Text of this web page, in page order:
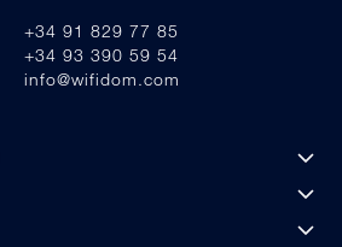
+34 91 829 77 85
+34 93 390 59 54
info@wifidom.com